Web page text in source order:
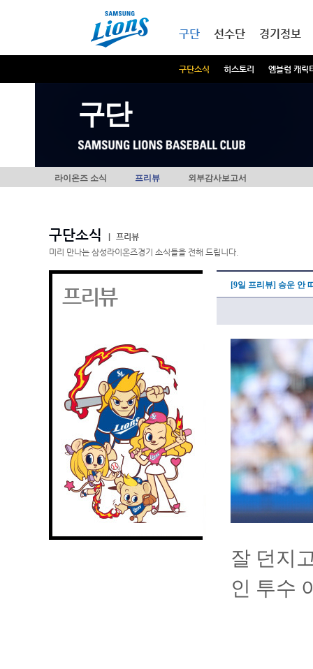
구단
구단소식 히스토리 엠블럼 캐릭
선수단 경기정보
구단
라이온즈 소식 프리뷰 외부감사보고서
구단소식
프리뷰
미리 만나는 삼성라이온즈경기 소식들을 전해 드립니다.
프리뷰 [9일 프리뷰] 승운 안
잘 던지
인 투수